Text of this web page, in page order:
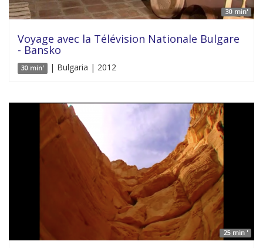
30 min'
Voyage avec la Télévision Nationale Bulgare
- Bansko
30 min' | Bulgaria | 2012
25 min '